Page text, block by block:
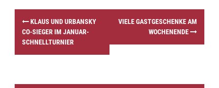
n
KLAUS UND URBANSKY
CO-SIEGER IM JANUAR-
SCHNELLTURNIER
VIELE GASTGESCHENKE AM
WOCHENENDE